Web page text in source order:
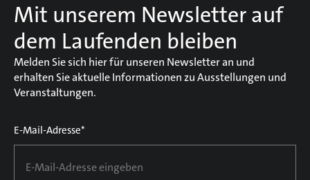
Mit unserem Newsletter auf
dem Laufenden bleiben
Melden Sie sich hier für unseren Newsletter an und
erhalten Sie aktuelle Informationen zu Ausstellungen und
Veranstaltungen.
E-Mail-Adresse*